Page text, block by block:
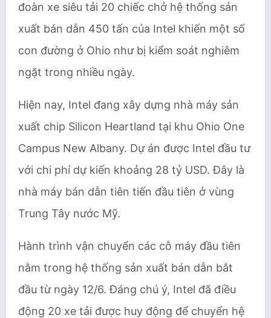
đoàn xe siêu tải 20 chiếc chở hệ thống sản
xuất bán dẫn 450 tấn của Intel khiến một số
con đường ở Ohio như bị kiểm soát nghiêm
ngặt trong nhiều ngày.
Hiện nay, Intel đang xây dựng nhà máy sản
xuất chip Silicon Heartland tại khu Ohio One
Campus New Albany. Dự án được Intel đầu tư
với chi phí dự kiến khoảng 28 tỷ USD. Đây là
nhà máy bán dẫn tiên tiến đầu tiên ở vùng
Trung Tây nước Mỹ.
Hành trình vận chuyển các cỗ máy đầu tiên
nằm trong hệ thống sản xuất bán dẫn bắt
đầu từ ngày 12/6. Đáng chú ý, Intel đã điều
động 20 xe tải được huy động để chuyển hệ